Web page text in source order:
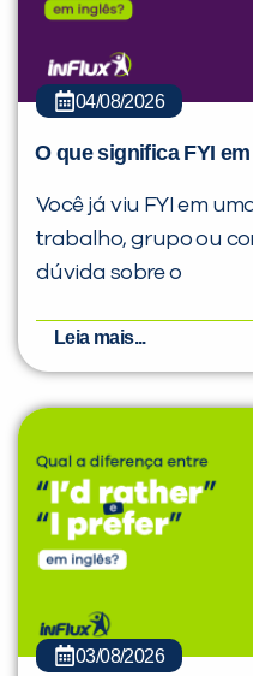
04/08/2026
O que significa FYI
Você já viu FYI em
trabalho, grupo ou
dúvida sobre o
Leia mais...
03/08/2026